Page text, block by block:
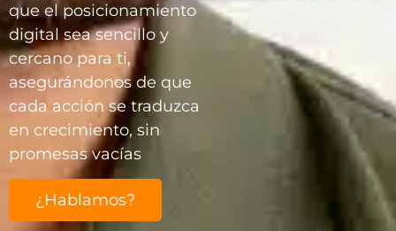
que el posicionamiento
digital sea sencillo y
cercano para ti,
asegurándonos de que
cada acción se traduzca
en crecimiento, sin
promesas vacías
¿Hablamos?